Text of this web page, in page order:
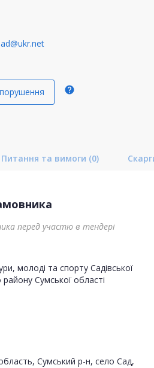
help
Питання та вимоги (0)
перед участю в тендері
молоді та спорту Садівської
району Сумської області
Сумський р-н, село Сад,